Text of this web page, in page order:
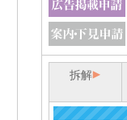
拆解